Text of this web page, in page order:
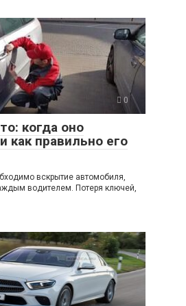
0
когда оно
как правильно его
вскрытие автомобиля,
водителем. Потеря ключей,